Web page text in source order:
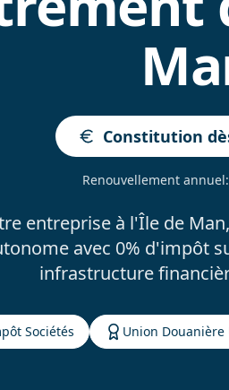
Constitution
Renouvellement annuel:
entreprise à l'Île de
avec 0% d'impôt
infrastructure
Sociétés Union Douanière